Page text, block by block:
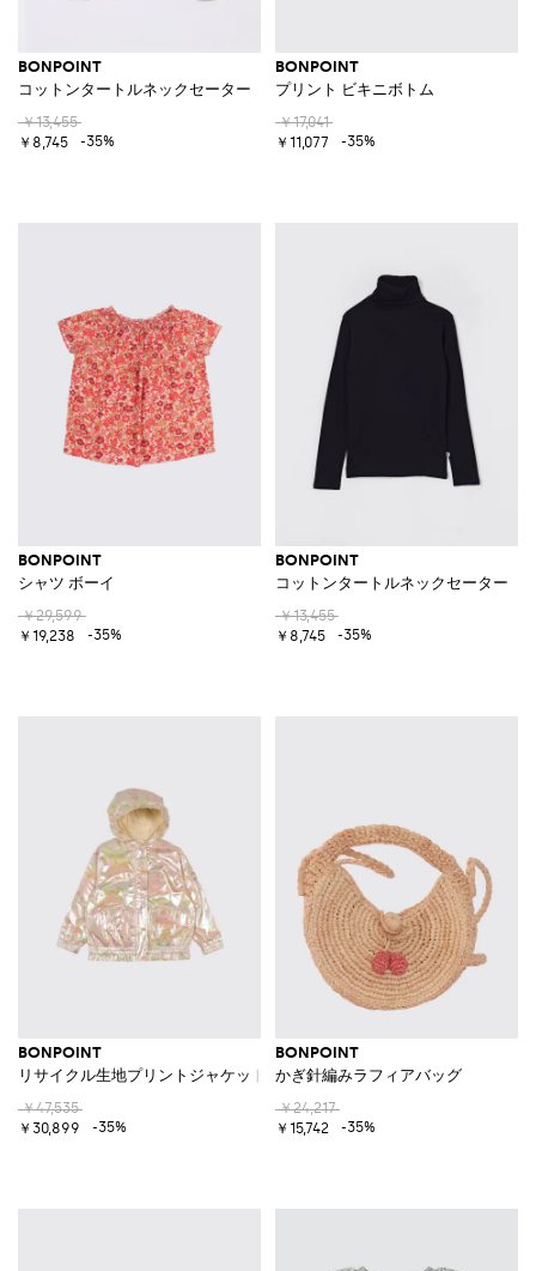
BONPOINT
コットンタートルネックセーター
￥13,455
￥8,745
-35%
BONPOINT
プリント ビキニボトム
￥17,041
￥11,077
-35%
BONPOINT
シャツ ボーイ
￥29,599
￥19,238
-35%
BONPOINT
コットンタートルネックセーター
￥13,455
￥8,745
-35%
BONPOINT
リサイクル生地プリントジャケット
￥47,535
￥30,899
-35%
BONPOINT
かぎ針編みラフィアバッグ
￥24,217
￥15,742
-35%